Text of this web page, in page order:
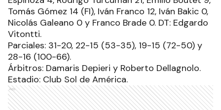
Tomás Gómez 14 (FI), Iván Franco 12, Iván Bakic 0,
Nicolás Galeano 0 y Franco Brade 0. DT: Edgardo
Vitontti.
Parciales: 31-20, 22-15 (53-35), 19-15 (72-50) y
28-16 (100-66).
Árbitros: Damaris Depieri y Roberto Dellagnolo.
Estadio: Club Sol de América.
Ads